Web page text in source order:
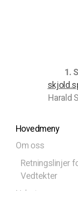
1.
Harald
Hovedmeny
Om oss
Retningslinjer
Vedtekter
Nyheter